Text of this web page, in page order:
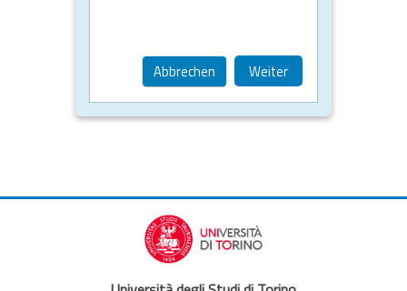
Abbrechen Weiter